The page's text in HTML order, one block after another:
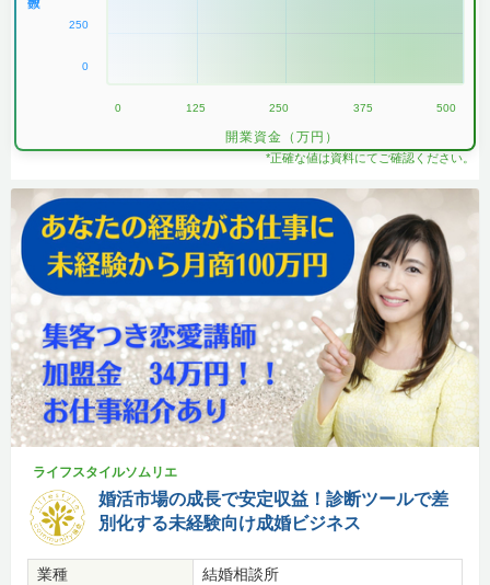
250
0
0 125 250 375 500
開業資金（万円）
*正確な値は資料にてご確認ください。
ライフスタイルソムリエ
婚活市場の成長で安定収益！診断ツールで差
別化する未経験向け成婚ビジネス
業種
結婚相談所